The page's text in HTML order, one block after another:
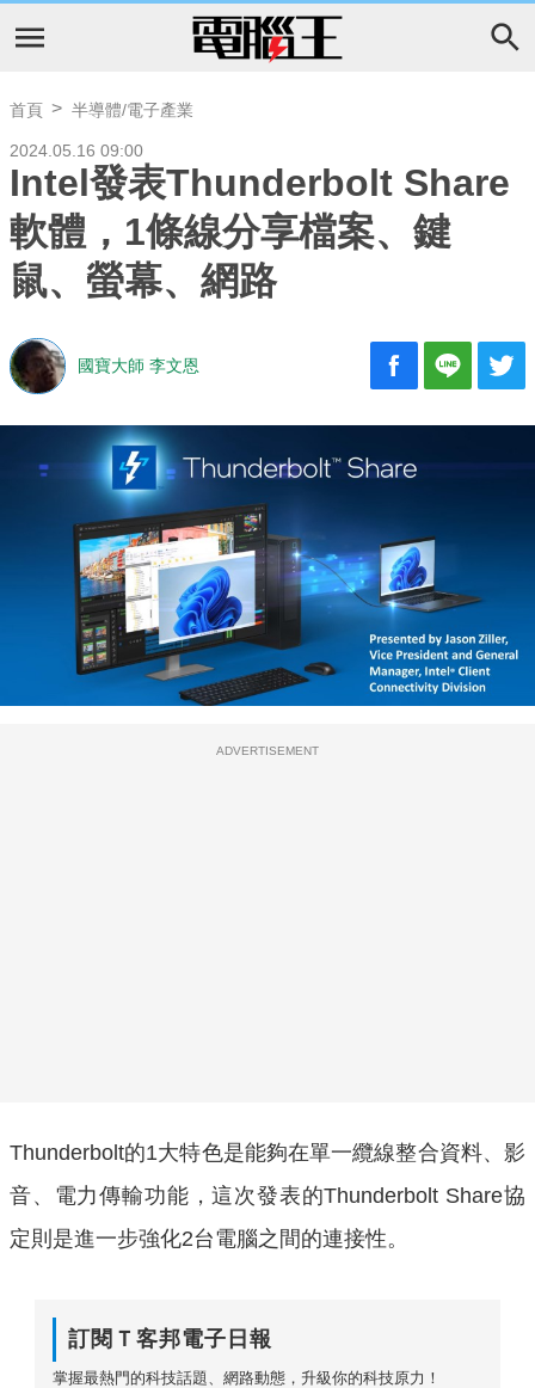
首頁 半導體/電子產業
2024.05.16 09:00
Intel發表Thunderbolt Share
軟體，1條線分享檔案、鍵
鼠、螢幕、網路
國寶大師 李文恩
ADVERTISEMENT
Thunderbolt的1大特色是能夠在單一纜線整合資料、影
音、電力傳輸功能，這次發表的Thunderbolt Share協
定則是進一步強化2台電腦之間的連接性。
訂閱Ｔ客邦電子日報
掌握最熱門的科技話題、網路動態，升級你的科技原力！